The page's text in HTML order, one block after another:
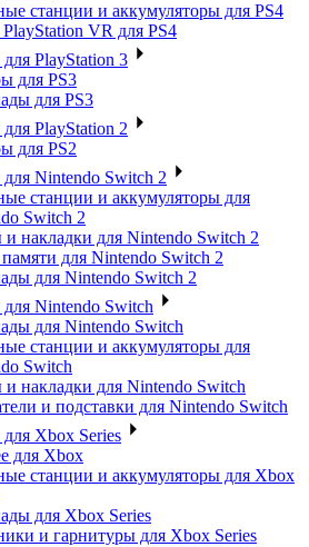
станции и аккумуляторы для PS4
VR для PS4
PlayStation 3
для PS3
для PS3
PlayStation 2
для PS2
Nintendo Switch 2
станции и аккумуляторы для
Switch 2
накладки для Nintendo Switch 2
для Nintendo Switch 2
для Nintendo Switch 2
Nintendo Switch
для Nintendo Switch
станции и аккумуляторы для
Switch
накладки для Nintendo Switch
и подставки для Nintendo Switch
Xbox Series
для Xbox
станции и аккумуляторы для Xbox
для Xbox Series
и гарнитуры для Xbox Series